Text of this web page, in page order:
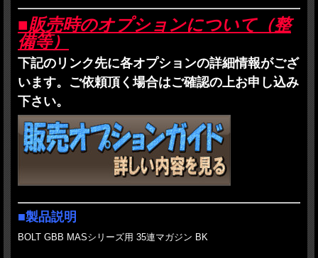
販売時、着日指定はお受けできません。
発売後のご依頼はお受け致します。
・お支払は、銀行振込、代金引換、Paypalが選択可能ですが、ご予約品に関しては
到着時支払いの代金引換をお勧めいたします。
・ご予約品と通常の在庫品を一緒にお買上げ頂くことは基本的にご遠慮ください。
どうしても必要な場合も分納はお受けしません。すべて揃ってからの発送になりま
す。また、途中キャンセルもお受けできなくなります。
お支払方法もこの場合は代金引換はご利用できません。前払いのお支払方法をご選
択ください。
発売日の違うご予約品を複数種類ご予約頂くことはご遠慮ください。同一の発売
予定日でまとめてご注文をお願いします。
・商品ページ記載の納期区分は発売後のものになります。
・新製品に整備他、カスタムオプションが設定されており、申し込みをされた場合
は納期は作業の分遅れます。整備納期については、製品発売時の状況によって変わ
ります。尚、その時の状況をお知りになりたい場合はお問い合わせよりご連絡くだ
・その他何か問題が生じた場合はその都度対応を決めさせて頂きたいと思います。
■販売時のオプションについて（整
備等）
下記のリンク先に各オプションの詳細情報がござ
います。ご依頼頂く場合はご確認の上お申し込み
下さい。
■製品説明
BOLT GBB MASシリーズ用 35連マガジン BK